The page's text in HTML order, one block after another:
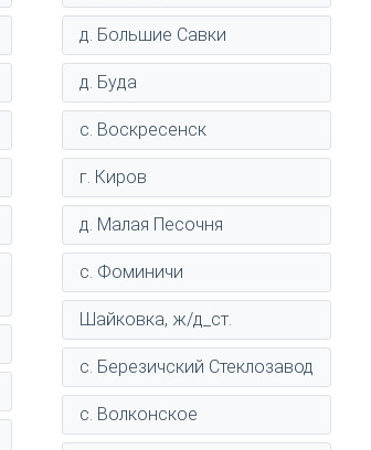
д. Большие Савки
д. Буда
с. Воскресенск
г. Киров
д. Малая Песочня
с. Фоминичи
Шайковка, ж/д_ст.
с. Березичский Стеклозавод
с. Волконское